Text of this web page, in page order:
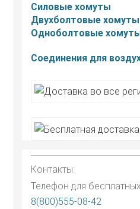
Силовые хомуты
Двухболтовые
Одноболтовые
Соединения для
Контакты:
Телефон для
8(800)555-08-42